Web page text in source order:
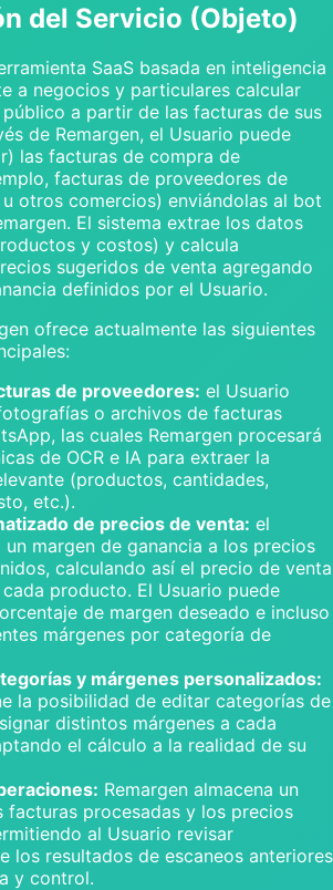
del Servicio (Objeto)
SaaS basada en inteligencia
a negocios y particulares calcular
a partir de las facturas de sus
de Remargen, el Usuario puede
las facturas de compra de
facturas de proveedores de
otros comercios) enviándolas al bot
El sistema extrae los datos
y costos) y calcula
sugeridos de venta agregando
definidos por el Usuario.
ofrece actualmente las siguientes
de proveedores: el Usuario
o archivos de facturas
las cuales Remargen procesará
de OCR e IA para extraer la
(productos, cantidades,
etc.).
de precios de venta: el
un margen de ganancia a los precios
calculando así el precio de venta
producto. El Usuario puede
de margen deseado e incluso
márgenes por categoría de
y márgenes personalizados:
la posibilidad de editar categorías de
distintos márgenes a cada
el cálculo a la realidad de su
Remargen almacena un
facturas procesadas y los precios
al Usuario revisar
los resultados de escaneos anteriores
y control.